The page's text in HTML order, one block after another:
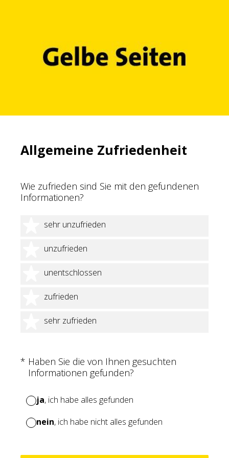
Allgemeine Zufriedenheit
Wie zufrieden sind Sie mit den gefundenen
Informationen?
sehr unzufrieden
1 Stern
unzufrieden
2 Sterne
unentschlossen
3 Sterne
zufrieden
4 Sterne
sehr zufrieden
5 Sterne
* Haben Sie die von Ihnen gesuchten
Informationen gefunden?
(Erforderlich.)
ja, ich habe alles gefunden
nein, ich habe nicht alles gefunden